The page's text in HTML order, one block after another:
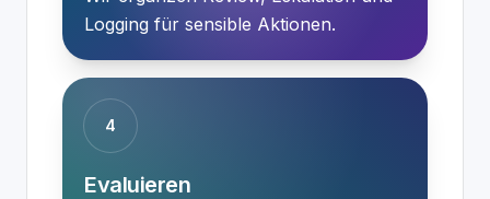
Logging für sensible Aktionen.
4
Evaluieren